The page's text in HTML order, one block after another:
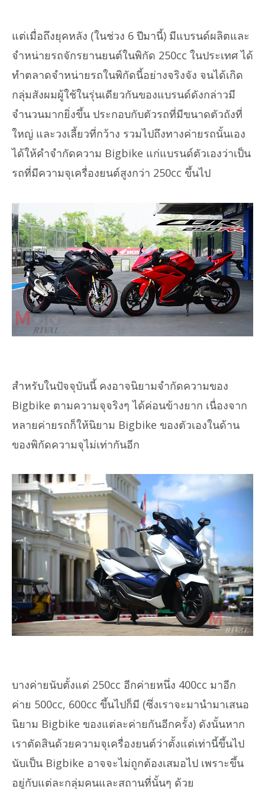
แต่เมื่อถึงยุคหลัง (ในช่วง 6 ปีมานี้) มีแบรนด์ผลิตและ
จำหน่ายรถจักรยานยนต์ในพิกัด 250cc ในประเทศ ได้
ทำตลาดจำหน่ายรถในพิกัดนี้อย่างจริงจัง จนได้เกิด
กลุ่มสังผมผู้ใช้ในรุ่นเดียวกันของแบรนด์ดังกล่าวมี
จำนวนมากยิ่งขึ้น ประกอบกับตัวรถที่มีขนาดตัวถังที่
ใหญ่ และวงเลี้ยวที่กว้าง รวมไปถึงทางค่ายรถนั้นเอง
ได้ให้คำจำกัดความ Bigbike แก่แบรนด์ตัวเองว่าเป็น
รถที่มีความจุเครื่องยนต์สูงกว่า 250cc ขึ้นไป
สำหรับในปัจจุบันนี้ คงอาจนิยามจำกัดความของ
Bigbike ตามความจุจริงๆ ได้ค่อนข้างยาก เนื่องจาก
หลายค่ายรถก็ให้นิยาม Bigbike ของตัวเองในด้าน
ของพิกัดความจุไม่เท่ากันอีก
บางค่ายนับตั้งแต่ 250cc อีกค่ายหนึ่ง 400cc มาอีก
ค่าย 500cc, 600cc ขึ้นไปก็มี (ซึ่งเราจะมานำมาเสนอ
นิยาม Bigbike ของแต่ละค่ายกันอีกครั้ง) ดังนั้นหาก
เราตัดสินด้วยความจุเครื่องยนต์ว่าตั้งแต่เท่านี้ขึ้นไป
นับเป็น Bigbike อาจจะไม่ถูกต้องเสมอไป เพราะขึ้น
อยู่กับแต่ละกลุ่มคนและสถานที่นั้นๆ ด้วย